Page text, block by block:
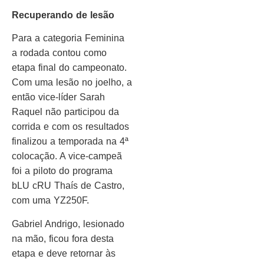
Recuperando de lesão
Para a categoria Feminina
a rodada contou como
etapa final do campeonato.
Com uma lesão no joelho, a
então vice-líder Sarah
Raquel não participou da
corrida e com os resultados
finalizou a temporada na 4ª
colocação. A vice-campeã
foi a piloto do programa
bLU cRU Thaís de Castro,
com uma YZ250F.
Gabriel Andrigo, lesionado
na mão, ficou fora desta
etapa e deve retornar às